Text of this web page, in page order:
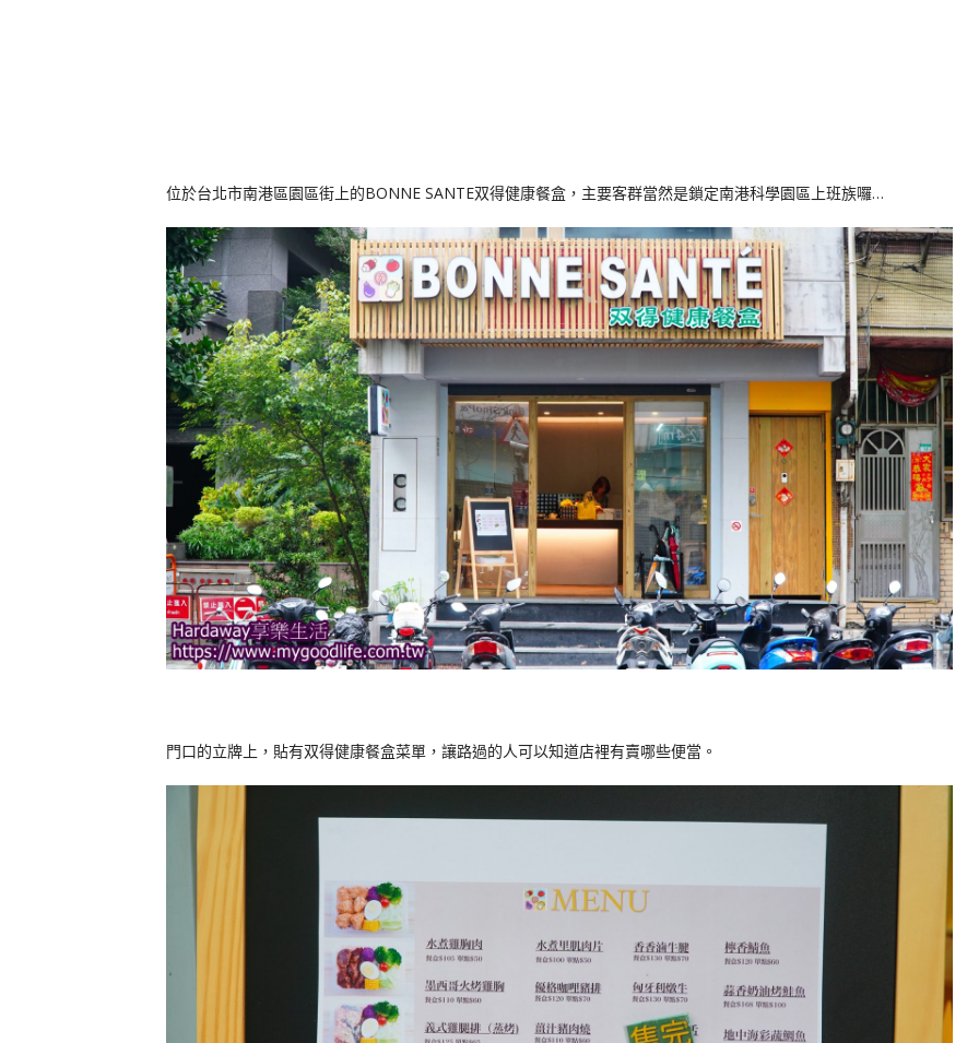
位於台北市南港區園區街上的BONNE SANTE双得健康餐盒，主要客群當然是鎖定南港科學園區上班族囉…
門口的立牌上，貼有双得健康餐盒菜單，讓路過的人可以知道店裡有賣哪些便當。